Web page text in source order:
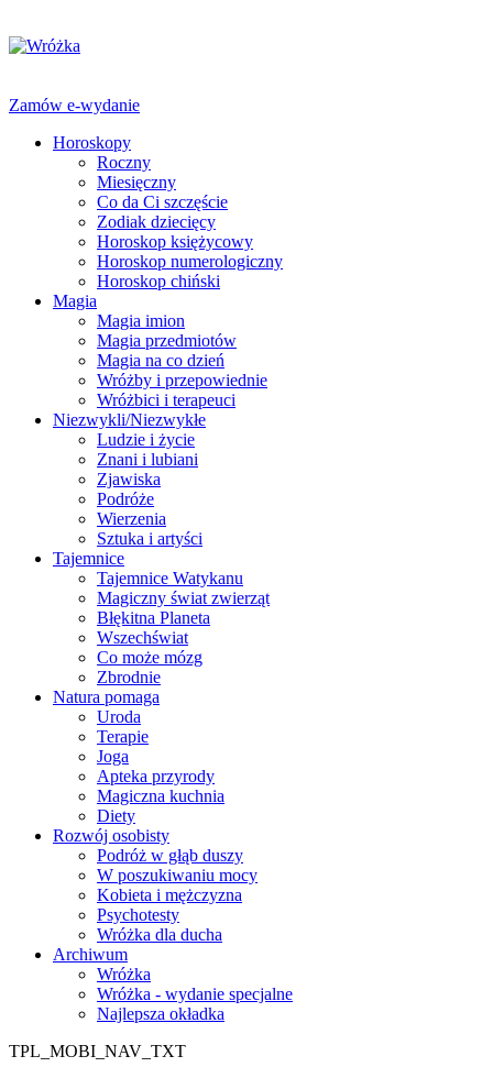
Zamów e-wydanie
Horoskopy
Roczny
Miesięczny
Co da Ci szczęście
Zodiak dziecięcy
Horoskop księżycowy
Horoskop numerologiczny
Horoskop chiński
Magia
Magia imion
Magia przedmiotów
Magia na co dzień
Wróżby i przepowiednie
Wróżbici i terapeuci
Niezwykli/Niezwykłe
Ludzie i życie
Znani i lubiani
Zjawiska
Podróże
Wierzenia
Sztuka i artyści
Tajemnice
Tajemnice Watykanu
Magiczny świat zwierząt
Błękitna Planeta
Wszechświat
Co może mózg
Zbrodnie
Natura pomaga
Uroda
Terapie
Joga
Apteka przyrody
Magiczna kuchnia
Diety
Rozwój osobisty
Podróż w głąb duszy
W poszukiwaniu mocy
Kobieta i mężczyzna
Psychotesty
Wróżka dla ducha
Archiwum
Wróżka
Wróżka - wydanie specjalne
Najlepsza okładka
TPL_MOBI_NAV_TXT